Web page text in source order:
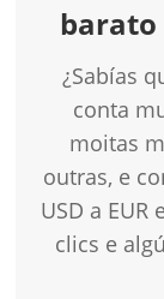
barato
¿Sabías
conta
moitas
outras, e
USD a
clics e